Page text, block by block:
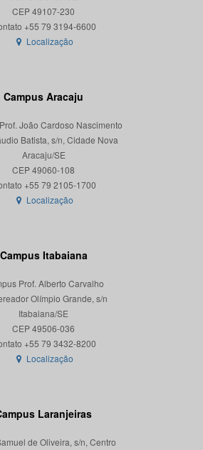
CEP 49107-230
Localização
Campus Aracaju
João Cardoso Nascimento
Batista, s/n, Cidade Nova
Aracaju/SE
CEP 49060-108
Localização
Campus Itabaiana
Prof. Alberto Carvalho
Olímpio Grande, s/n
Itabaiana/SE
CEP 49506-036
Localização
Laranjeiras
de Oliveira, s/n, Centro